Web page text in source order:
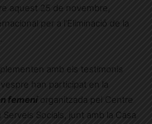
aquest 25 de novembre,
per a l’Eliminació de la
amb els testimonis
han participat en la
femení organitzada pel Centre
Socials, junt amb la Casa